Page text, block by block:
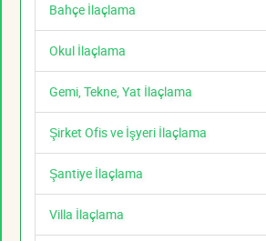
Bahçe İlaçlama
Okul İlaçlama
Gemi, Tekne, Yat İlaçlama
Şirket Ofis ve İşyeri İlaçlama
Şantiye İlaçlama
Villa İlaçlama